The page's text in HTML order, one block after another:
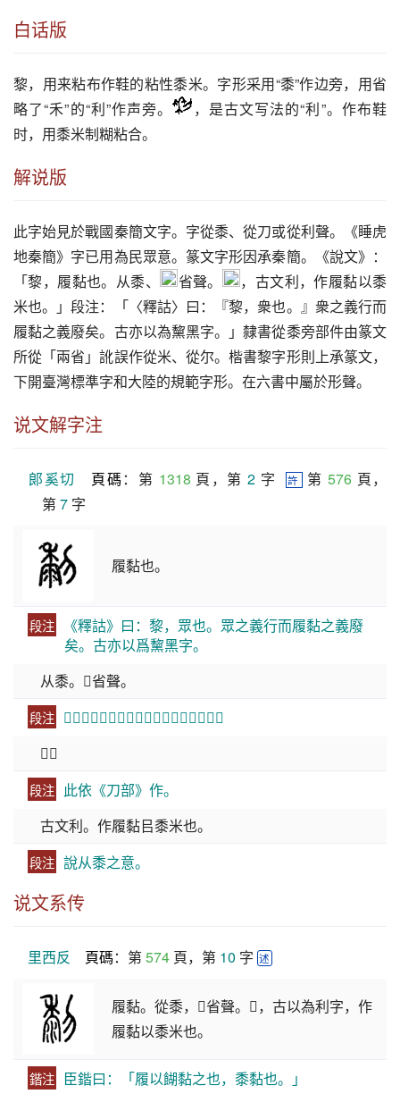
白话版
黎，用来粘布作鞋的粘性黍米。字形采用“黍”作边旁，用省
略了“禾”的“利”作声旁。
，是古文写法的“利”。作布鞋
时，用黍米制糊粘合。
解说版
此字始見於戰國秦簡文字。字從黍、從刀或從利聲。《睡虎
地秦簡》字已用為民眾意。篆文字形因承秦簡。《說文》：
「黎，履黏也。从黍、
省聲。
，古文利，作履黏以黍
米也。」段注：「〈釋詁〉曰：『黎，衆也。』衆之義行而
履黏之義廢矣。古亦以為黧黑字。」隸書從黍旁部件由篆文
所從「兩省」訛誤作從米、從尔。楷書黎字形則上承篆文，
下開臺灣標準字和大陸的規範字形。在六書中屬於形聲。
说文解字注
郞奚切 頁碼 ：第 1318 頁，第 2 字 許 第 576 頁，
第 7 字
履黏也。
段注
《釋詁》曰：黎，眾也。眾之義行而履黏之義廢
矣。古亦以爲黧黑字。
从黍。𥝤省聲。
段注 𥝤省者，不欲重禾也。郞奚切。十五部。
𥝤，
段注 此依《刀部》作。
古文利。作履黏㠯黍米也。
段注 說从黍之意。
说文系传
里西反 頁碼：第 574 頁，第 10 字 述
履黏。從黍，𥝢省聲。𥝢，古以為利字，作
履黏以黍米也。
鍇注 臣鍇曰：「履以餬黏之也，黍黏也。」